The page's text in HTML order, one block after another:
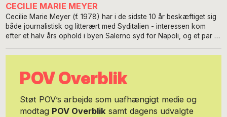
CECILIE MARIE MEYER
Cecilie Marie Meyer (f. 1978) har i de sidste 10 år beskæftiget sig
både journalistisk og litterært med Syditalien - interessen kom
efter et halv års ophold i byen Salerno syd for Napoli, og et par år
og er selvlært skribent, der især interesserer sig for at formidle
bøgerne Turen Går Til Sardinien, Turen Går Til Sicilien og senest i
Turen Går Til Napoli og Syditalien, hvor hun især har lagt vægt på
skriver hun løbende om italiensk gastronomi til Gastro og om
landets mange rejsedestinationer for Politiken og Berlingske -
POV Overblik
Støt POV’s arbejde som uafhængigt medie og
modtag POV Overbliksamt dagens udvalgte